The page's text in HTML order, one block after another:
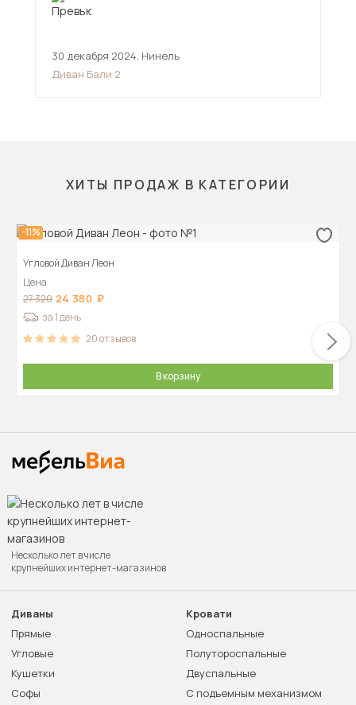
30 декабря 2024, Нинель
Диван Бали 2
ХИТЫ ПРОДАЖ В КАТЕГОРИИ
-11%
Угловой Диван Леон
Цена
27 320 24 380
за 1 день
20отзывов
В корзину
Несколько лет в числе
крупнейших интернет-магазинов
Диваны
Прямые
Угловые
Кушетки
Софы
Кровати
Односпальные
Полутороспальные
Двуспальные
С подъемным механизмом